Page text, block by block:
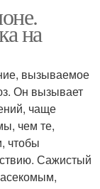
на
вызываемое
Он вызывает
чаще
чем те,
чтобы
Сажистый